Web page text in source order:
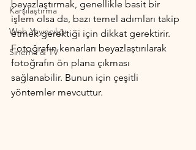
Karşılaştırma
Web Yayıncılığı
Sinema & TV
beyazlaştırmak, genellikle basit bir
işlem olsa da, bazı temel adımları takip
etmek gerektiği için dikkat gerektirir.
Fotoğrafın kenarları beyazlaştırılarak
fotoğrafın ön plana çıkması
sağlanabilir. Bunun için çeşitli
yöntemler mevcuttur.